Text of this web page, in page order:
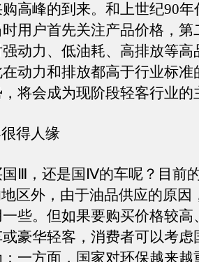
高峰的到来。和上世纪90
用户首先关注产品价格，第
动力、低油耗、高排放等高
动力和排放都高于行业标
将会成为现阶段轻客行业的
得人缘
，还是国Ⅳ的车呢？目前
区外，由于油品供应的原因
些。但如果要购买价格较高
豪华轻客，消费者可以考
一方面，国家对环保越来越